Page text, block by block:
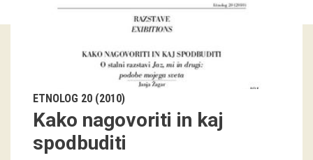
Arhiv razstav
dogodki
ETNOLOG 20 (2010)
Kako nagovoriti in kaj
spodbuditi